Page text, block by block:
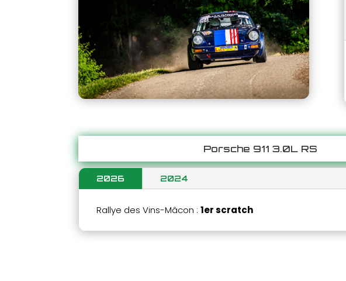
Porsche 911 3.0L RS
2026 2024
Rallye des Vins-Mâcon :1er scratch